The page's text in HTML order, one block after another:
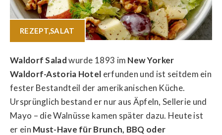
REZEPT,SALAT
Waldorf Saladwurde 1893 im New Yorker
Waldorf-Astoria Hotel erfunden und ist seitdem ein
fester Bestandteil der amerikanischen Küche.
Ursprünglich bestand er nur aus Äpfeln, Sellerie und
Mayo – die Walnüsse kamen später dazu. Heute ist
er ein Must-Have für Brunch, BBQ oder